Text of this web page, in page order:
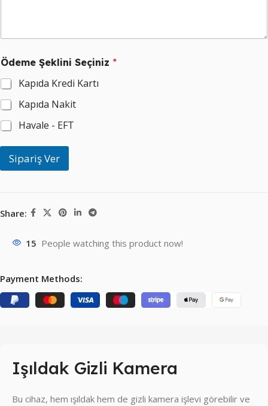
T
e
l
e
f
o
n
*
N
m
n
Ödeme Şeklini Seçiniz *
Kapıda Kredi Kartı
Kapıda Nakit
Havale - EFT
Sipariş Ver
Share:
15 People watching this product now!
Payment Methods:
Işıldak Gizli Kamera
Bu cihaz, hem ışıldak hem de gizli kamera işlevi görebilir ve